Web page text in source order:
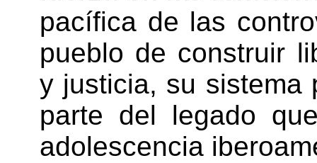
pacífica de las
pueblo de construir
y justicia, su sistema
parte del legado
adolescencia